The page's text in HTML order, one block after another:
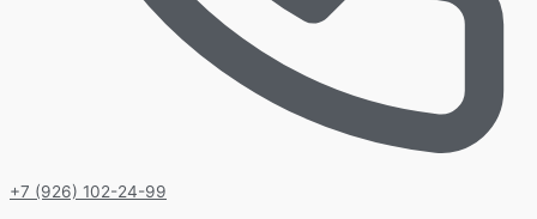
+7 (926) 102-24-99